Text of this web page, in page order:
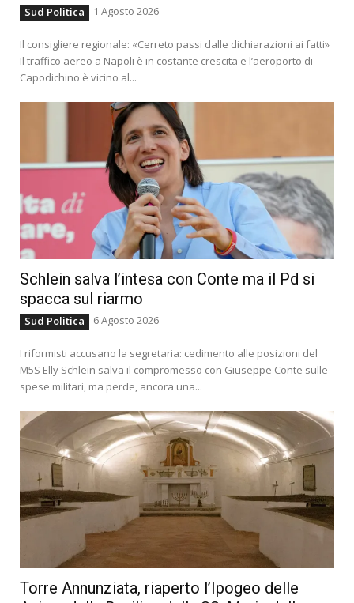
Sud Politica 1 Agosto 2026
Il consigliere regionale: «Cerreto passi dalle dichiarazioni ai fatti»
Il traffico aereo a Napoli è in costante crescita e l’aeroporto di
Capodichino è vicino al...
Schlein salva l’intesa con Conte ma il Pd si
spacca sul riarmo
Sud Politica 6 Agosto 2026
I riformisti accusano la segretaria: cedimento alle posizioni del
M5S Elly Schlein salva il compromesso con Giuseppe Conte sulle
spese militari, ma perde, ancora una...
Torre Annunziata, riaperto l’Ipogeo delle